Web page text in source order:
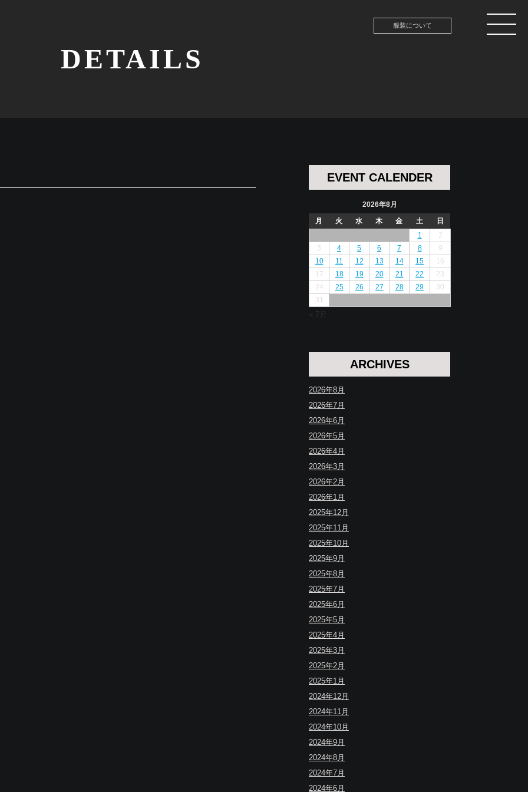
服装について
DETAILS
EVENT CALENDER
2026年8月
月
火 水 木 金 土
日
1
2
3
4 5 6 7 8
9
10
11 12 13 14 15
16
17
18 19 20 21 22
23
24
25 26 27 28 29
30
31
« 7月
ARCHIVES
2026年8月
2026年7月
2026年6月
2026年5月
2026年4月
2026年3月
2026年2月
2026年1月
2025年12月
2025年11月
2025年10月
2025年9月
2025年8月
2025年7月
2025年6月
2025年5月
2025年4月
2025年3月
2025年2月
2025年1月
2024年12月
2024年11月
2024年10月
2024年9月
2024年8月
2024年7月
2024年6月